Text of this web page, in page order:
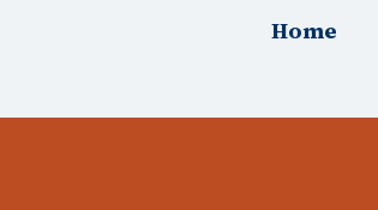
HoofdnavigatieHome